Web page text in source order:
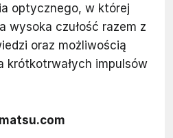
optycznego, w której
wysoka czułość razem z
oraz możliwością
krótkotrwałych impulsów